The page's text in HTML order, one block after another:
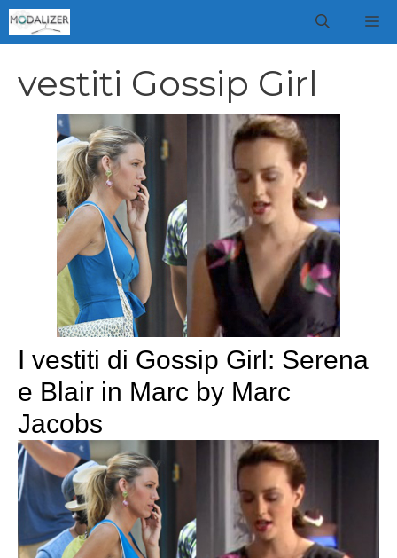
Vai
al
vestiti Gossip Girl
I vestiti di Gossip Girl: Serena
e Blair in Marc by Marc
Jacobs